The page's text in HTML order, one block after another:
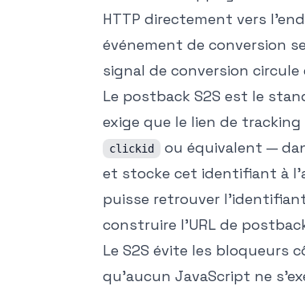
HTTP directement vers
événement de conversion
signal de conversion circule
Le postback S2S est le
exige que le lien de
clickid
ou équivalent —
et stocke cet identifiant à
puisse retrouver
construire l'URL de
Le S2S évite les bloqueurs
qu'aucun JavaScript ne